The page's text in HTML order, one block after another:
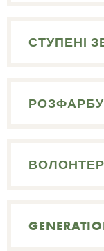
СТУПЕНІ